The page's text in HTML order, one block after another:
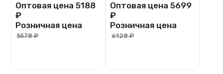
Оптовая цена5188
₽
Розничная цена
5578 ₽
Оптовая цена 5699
₽
Розничная цена
6128 ₽